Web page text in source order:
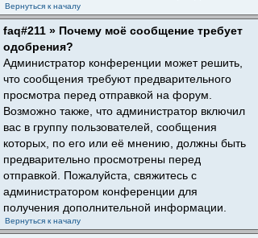
Вернуться к началу
faq#211 » Почему моё сообщение требует
одобрения?
Администратор конференции может решить,
что сообщения требуют предварительного
просмотра перед отправкой на форум.
Возможно также, что администратор включил
вас в группу пользователей, сообщения
которых, по его или её мнению, должны быть
предварительно просмотрены перед
отправкой. Пожалуйста, свяжитесь с
администратором конференции для
получения дополнительной информации.
Вернуться к началу